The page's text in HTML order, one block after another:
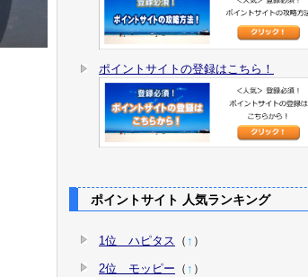
ポイントサイトの登録はこちら！
ポイントサイト 人気ランキング
1位 ハピタス （ ↑ ）
2位 モッピー （ ↑ ）